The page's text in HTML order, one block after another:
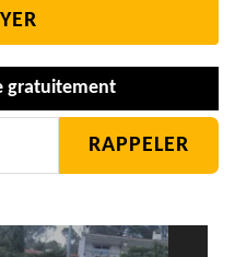
gratuitement